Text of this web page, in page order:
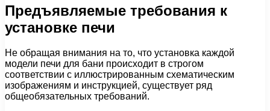
Предъявляемые требования к
установке печи
Не обращая внимания на то, что установка каждой
модели печи для бани происходит в строгом
соответствии с иллюстрированным схематическим
изображениям и инструкцией, существует ряд
общеобязательных требований.